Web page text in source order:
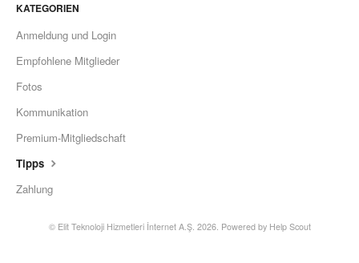
KATEGORIEN
Anmeldung und Login
Empfohlene Mitglieder
Fotos
Kommunikation
Premium-Mitgliedschaft
Tipps
Zahlung
© Elit Teknoloji Hizmetleri İnternet A.Ş. 2026. Powered by Help Scout